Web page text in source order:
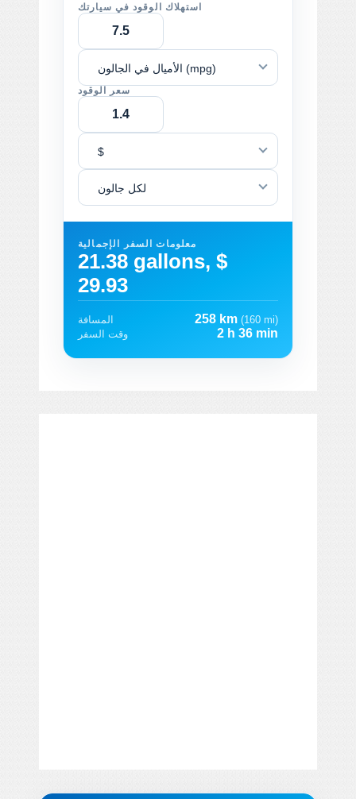
استهلاك الوقود في سيارتك
الأميال في الجالون (mpg)
سعر الوقود
$
لكل جالون
معلومات السفر الإجمالية
21.38 gallons, $
29.93
المسافة 258 km (160 mi)
وقت السفر
2 h 36 min